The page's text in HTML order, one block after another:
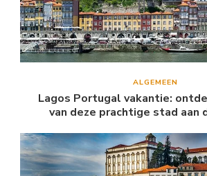
ALGEMEEN
Lagos Portugal vakantie:
van deze prachtige stad aan